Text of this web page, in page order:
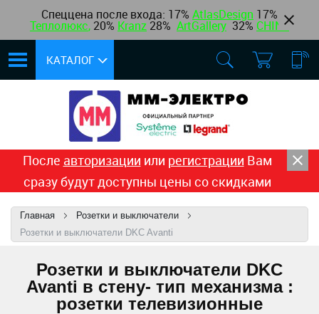
Спеццена после входа: 17% AtlasDesign 17%
Теплолюкс, 20% Kranz 28% ArtGallery 32% CHINT
КАТАЛОГ
После авторизации или регистрации Вам
сразу будут доступны цены со скидками
Главная
Розетки и выключатели
Розетки и выключатели DKC Avanti
Розетки и выключатели DKC
Avanti в стену- тип механизма :
розетки телевизионные